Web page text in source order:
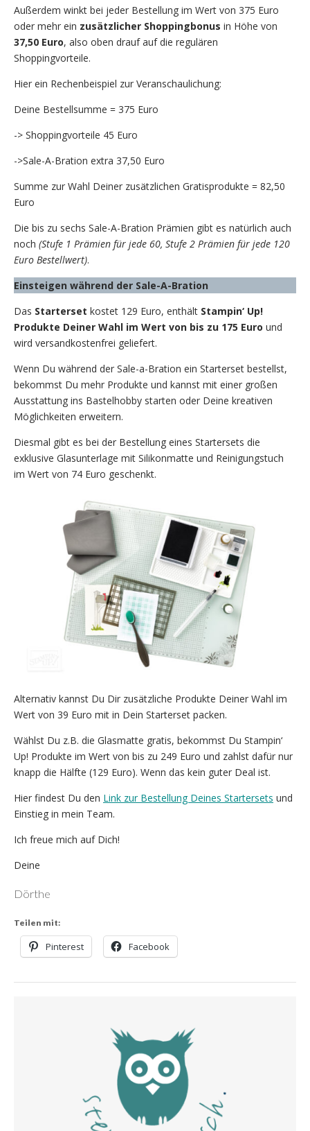
Außerdem winkt bei jeder Bestellung im Wert von 375 Euro
oder mehr ein zusätzlicher Shoppingbonus in Höhe von
37,50 Euro, also oben drauf auf die regulären
Shoppingvorteile.
Hier ein Rechenbeispiel zur Veranschaulichung:
Deine Bestellsumme = 375 Euro
-> Shoppingvorteile 45 Euro
->Sale-A-Bration extra 37,50 Euro
Summe zur Wahl Deiner zusätzlichen Gratisprodukte = 82,50
Euro
Die bis zu sechs Sale-A-Bration Prämien gibt es natürlich auch
noch (Stufe 1 Prämien für jede 60, Stufe 2 Prämien für jede 120
Euro Bestellwert).
Einsteigen während der Sale-A-Bration
Das Starterset kostet 129 Euro, enthält Stampin‘ Up!
Produkte Deiner Wahl im Wert von bis zu 175 Euro und
wird versandkostenfrei geliefert.
Wenn Du während der Sale-a-Bration ein Starterset bestellst,
bekommst Du mehr Produkte und kannst mit einer großen
Ausstattung ins Bastelhobby starten oder Deine kreativen
Möglichkeiten erweitern.
Diesmal gibt es bei der Bestellung eines Startersets die
exklusive Glasunterlage mit Silikonmatte und Reinigungstuch
im Wert von 74 Euro geschenkt.
Alternativ kannst Du Dir zusätzliche Produkte Deiner Wahl im
Wert von 39 Euro mit in Dein Starterset packen.
Wählst Du z.B. die Glasmatte gratis, bekommst Du Stampin‘
Up! Produkte im Wert von bis zu 249 Euro und zahlst dafür nur
knapp die Hälfte (129 Euro). Wenn das kein guter Deal ist.
Hier findest Du den Link zur Bestellung Deines Startersets und
Einstieg in mein Team.
Ich freue mich auf Dich!
Deine
Dörthe
Teilen mit:
Pinterest Facebook